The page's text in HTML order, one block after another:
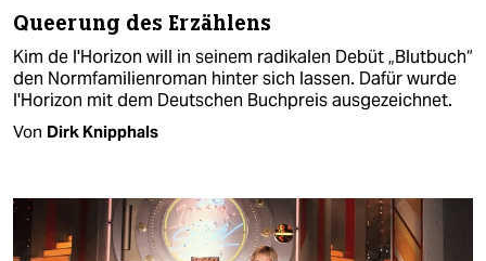
Queerung des Erzählens
Kim de l'Horizon will in seinem radikalen Debüt „Blutbuch“
den Normfamilienroman hinter sich lassen. Dafür wurde
l'Horizon mit dem Deutschen Buchpreis ausgezeichnet.
Von Dirk Knipphals